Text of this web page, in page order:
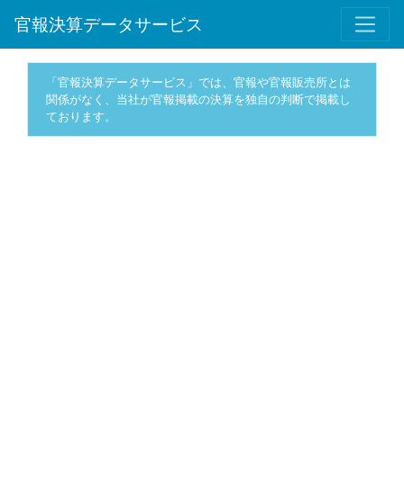
官報決算データサービス
「官報決算データサービス」では、官報や官報販売所とは
関係がなく、当社が官報掲載の決算を独自の判断で掲載し
ております。